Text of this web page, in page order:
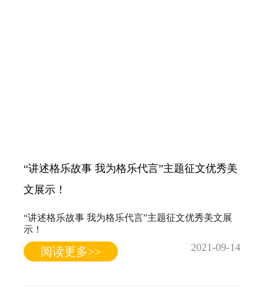
“讲述格乐故事 我为格乐代言”主题征文优秀美
文展示！
“讲述格乐故事 我为格乐代言”主题征文优秀美文展
示！
阅读更多>> 2021-09-14